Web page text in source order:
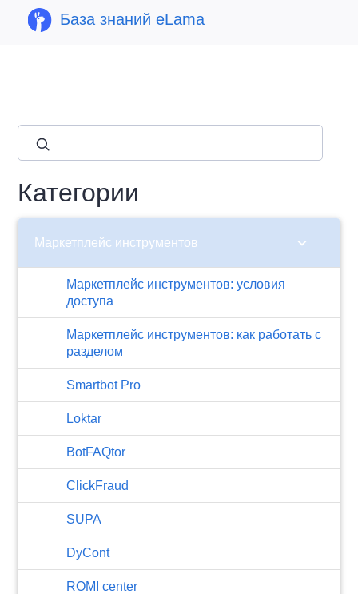
База знаний eLama
Категории
Маркетплейс инструментов chevron_right
Маркетплейс инструментов: условия
доступа
Маркетплейс инструментов: как работать с
разделом
Smartbot Pro
Loktar
BotFAQtor
​ClickFraud
SUPA
DyCont
ROMI center